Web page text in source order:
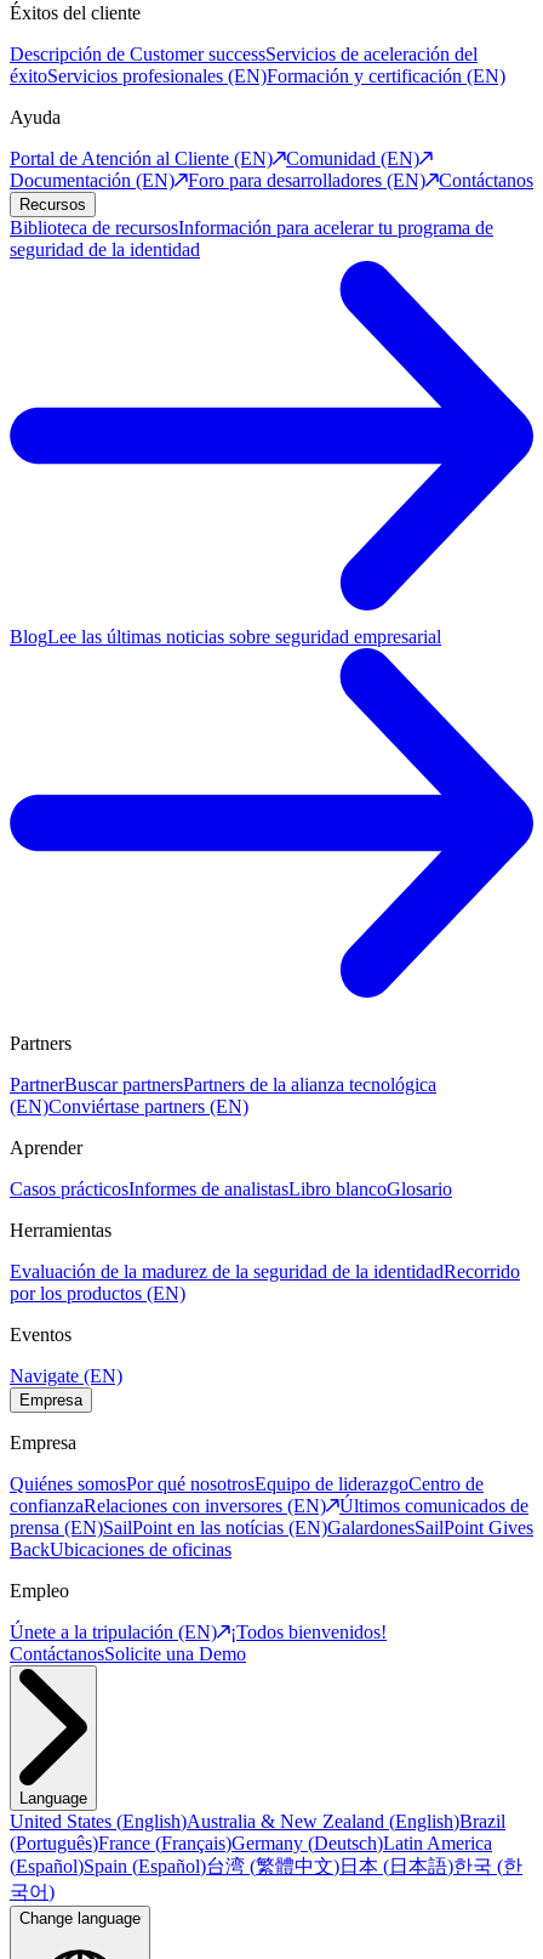
Éxitos del cliente
Descripción de Customer successServicios de aceleración del
éxitoServicios profesionales (EN)Formación y certificación (EN)
Ayuda
Portal de Atención al Cliente (EN)
Comunidad (EN)
Documentación (EN)
Foro para desarrolladores (EN) Contáctanos
Recursos
Biblioteca de recursosInformación para acelerar tu programa de
seguridad de la identidad
BlogLee las últimas noticias sobre seguridad empresarial
Partners
PartnerBuscar partnersPartners de la alianza tecnológica
(EN)Conviértase partners (EN)
Aprender
Casos prácticosInformes de analistasLibro blancoGlosario
Herramientas
Evaluación de la madurez de la seguridad de la identidadRecorrido
por los productos (EN)
Eventos
Navigate (EN)
Empresa
Empresa
Quiénes somosPor qué nosotrosEquipo de liderazgoCentro de
confianzaRelaciones con inversores (EN)
Últimos comunicados de
prensa (EN)SailPoint en las notícias (EN)GalardonesSailPoint Gives
BackUbicaciones de oficinas
Empleo
Únete a la tripulación (EN)
¡Todos bienvenidos!
ContáctanosSolicite una Demo
Language
United States (English)Australia & New Zealand (English)Brazil
(Português)France (Français)Germany (Deutsch)Latin America
(Español)Spain (Español)台湾 (繁體中文)日本 (日本語)한국 (한
국어)
Change language